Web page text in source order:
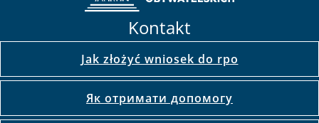
Kontakt
Jak złożyć wniosek do rpo
Як отримати допомогу